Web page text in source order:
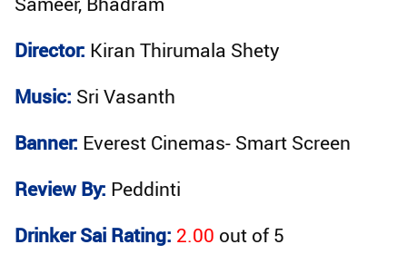
Director: Kiran Thirumala Shety
Music: Sri Vasanth
Banner: Everest Cinemas- Smart Screen
Review By: Peddinti
Drinker Sai Rating: 2.00 out of5